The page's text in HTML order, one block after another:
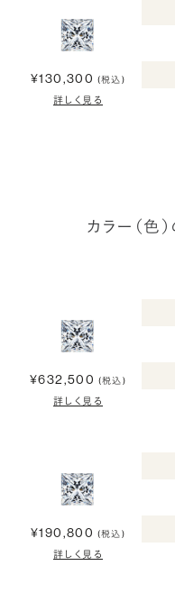
¥130,300 (税込)
詳しく見る
カラー（色
¥632,500 (税込)
詳しく見る
¥190,800 (税込)
詳しく見る